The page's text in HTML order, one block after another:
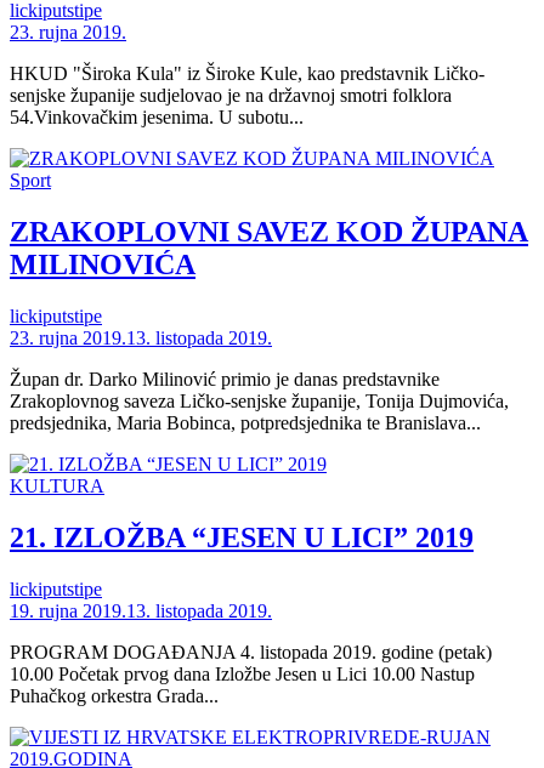
lickiputstipe
23. rujna 2019.
HKUD "Široka Kula" iz Široke Kule, kao predstavnik Ličko-
senjske županije sudjelovao je na državnoj smotri folklora
54.Vinkovačkim jesenima. U subotu...
Sport
ZRAKOPLOVNI SAVEZ KOD ŽUPANA
MILINOVIĆA
lickiputstipe
23. rujna 2019.13. listopada 2019.
Župan dr. Darko Milinović primio je danas predstavnike
Zrakoplovnog saveza Ličko-senjske županije, Tonija Dujmovića,
predsjednika, Maria Bobinca, potpredsjednika te Branislava...
KULTURA
21. IZLOŽBA “JESEN U LICI” 2019
lickiputstipe
19. rujna 2019.13. listopada 2019.
PROGRAM DOGAĐANJA 4. listopada 2019. godine (petak)
10.00 Početak prvog dana Izložbe Jesen u Lici 10.00 Nastup
Puhačkog orkestra Grada...